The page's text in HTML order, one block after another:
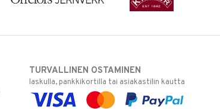
TURVALLINEN OSTAMINEN
laskulla, pankkikortilla tai asiakastilin kautta